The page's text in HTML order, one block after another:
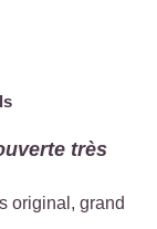
très
original, grand